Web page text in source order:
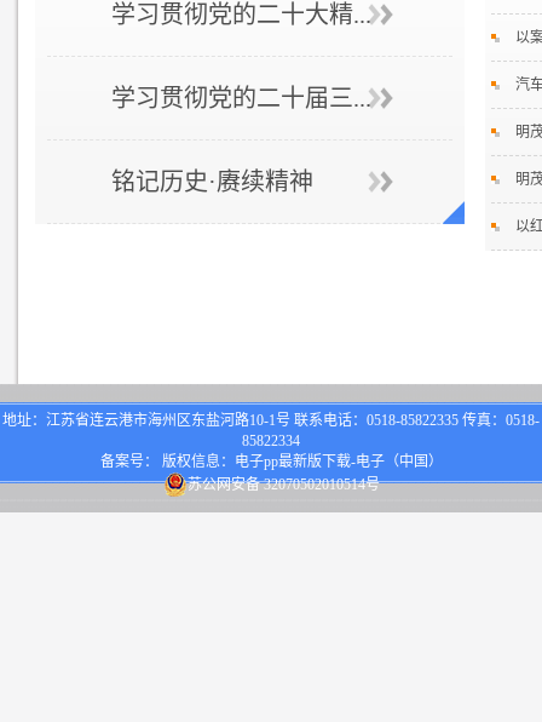
学习贯彻党的二十大精...
学习贯彻党的二十届三...
铭记历史·赓续精神
以
汽
明
明
以
地址：江苏省连云港市海州区东盐河路10-1号 联系电话：0518-85822335 传真：0518-
85822334
备案号： 版权信息：电子pp最新版下载-电子（中国）
苏公网安备 32070502010514号